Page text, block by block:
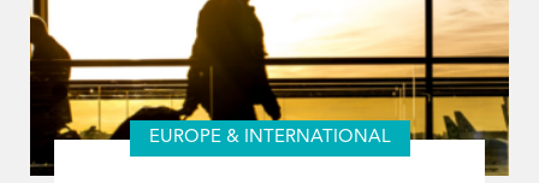
EUROPE & INTERNATIONAL